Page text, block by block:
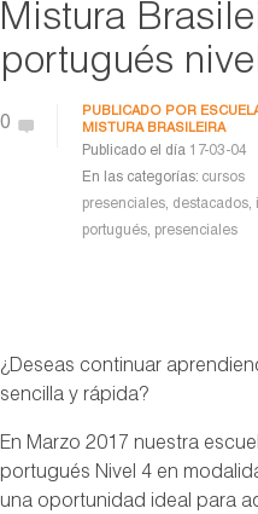
Mistura
portugués
0
PUBLICADO POR
MISTURA BRASILEIRA
Publicado el día 17-03-04
En las categorías: cursos
presenciales, destacados,
portugués, presenciales
¿Deseas continuar
sencilla y rápida?
En Marzo 2017 nuestra
portugués Nivel 4 en
una oportunidad ideal para